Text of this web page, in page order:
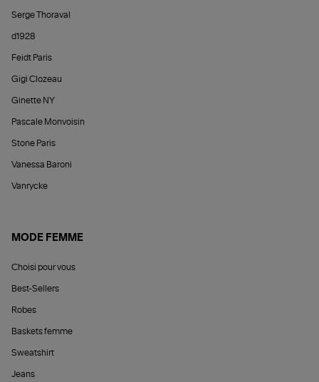
Serge Thoraval
d1928
Feidt Paris
Gigi Clozeau
Ginette NY
Pascale Monvoisin
Stone Paris
Vanessa Baroni
Vanrycke
MODE FEMME
Choisi pour vous
Best-Sellers
Robes
Baskets femme
Sweatshirt
Jeans